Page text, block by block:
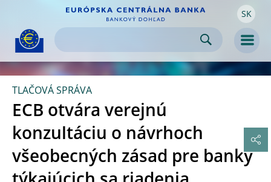
Skip to
content SK
TLAČOVÁ SPRÁVA
ECB otvára verejnú
konzultáciu o návrhoch
všeobecných zásad pre banky